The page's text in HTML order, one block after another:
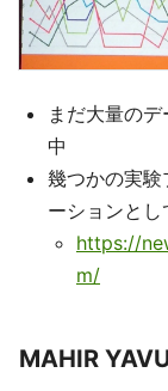
まだ大量の
中
幾つかの実験
ーションと
https://
m/
MAHIR